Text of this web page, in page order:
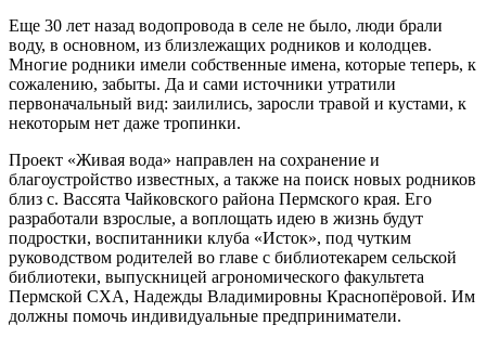
Еще 30 лет назад водопровода в селе не было, люди брали
воду, в основном, из близлежащих родников и колодцев.
Многие родники имели собственные имена, которые теперь, к
сожалению, забыты. Да и сами источники утратили
первоначальный вид: заилились, заросли травой и кустами, к
некоторым нет даже тропинки.
Проект «Живая вода» направлен на сохранение и
благоустройство известных, а также на поиск новых родников
близ с. Вассята Чайковского района Пермского края. Его
разработали взрослые, а воплощать идею в жизнь будут
подростки, воспитанники клуба «Исток», под чутким
руководством родителей во главе с библиотекарем сельской
библиотеки, выпускницей агрономического факультета
Пермской СХА, Надежды Владимировны Краснопёровой. Им
должны помочь индивидуальные предприниматели.